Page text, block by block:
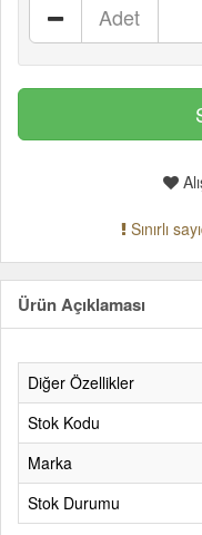
Adet
Sınırlı
Ürün Açıklaması
Diğer Özellikler
Stok Kodu
Marka
Stok Durumu